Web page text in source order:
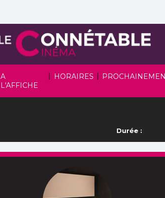
A
L'AFFICHE
| HORAIRES |
Durée :